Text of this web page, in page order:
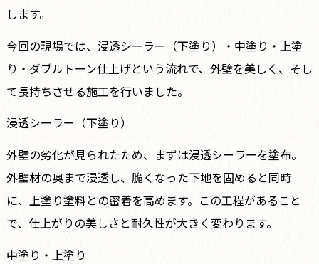
します。
今回の現場では、浸透シーラー（下塗り）・中塗り・上塗
り・ダブルトーン仕上げという流れで、外壁を美しく、そし
て長持ちさせる施工を行いました。
浸透シーラー（下塗り）
外壁の劣化が見られたため、まずは浸透シーラーを塗布。
外壁材の奥まで浸透し、脆くなった下地を固めると同時
に、上塗り塗料との密着を高めます。この工程があること
で、仕上がりの美しさと耐久性が大きく変わります。
中塗り・上塗り